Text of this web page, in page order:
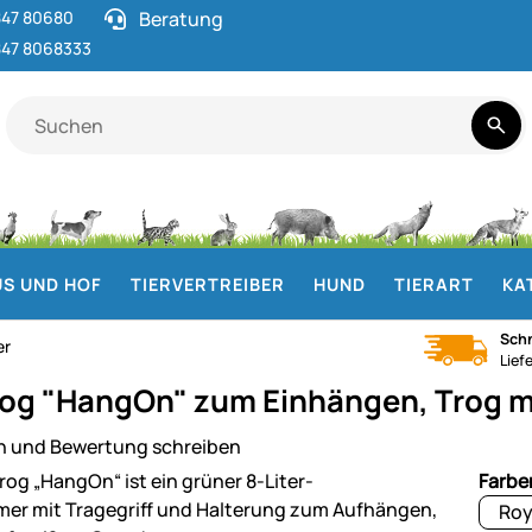
80680
8068333
Beratung
UND HOF TIERVERTREIBER HUND TIERART
"HangOn" zum Einhängen, Trog
und Bewertung schreiben